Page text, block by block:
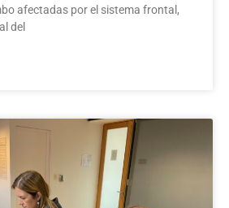
afectadas por el sistema frontal,
del